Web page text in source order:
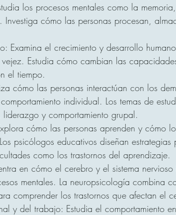
los procesos mentales como la
Investiga cómo las personas procesan,
Examina el crecimiento y desarrollo
Estudia cómo cambian las
el tiempo.
cómo las personas interactúan con los
individual. Los temas de
liderazgo y comportamiento grupal.
cómo las personas aprenden y cómo
psicólogos educativos diseñan estrategias
como los trastornos del aprendizaje.
en cómo el cerebro y el sistema nervioso
mentales. La neuropsicología combina
comprender los trastornos que afectan el
y del trabajo: Estudia el comportamiento